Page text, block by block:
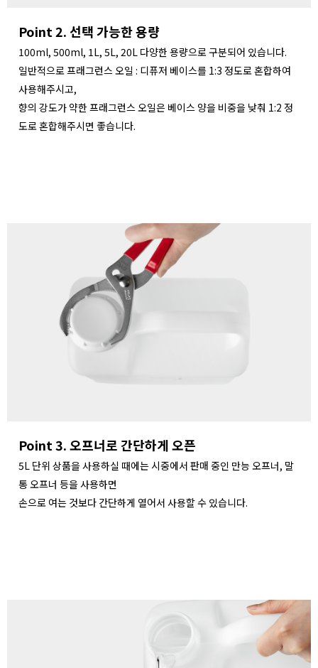
Point 2. 선택 가능한 용량
100ml, 500ml, 1L, 5L, 20L 다양한 용량으로 구분되어 있습니다.
일반적으로 프래그런스 오일 : 디퓨저 베이스를 1:3 정도로 혼합하여
사용해주시고,
향의 강도가 약한 프래그런스 오일은 베이스 양을 비중을 낮춰 1:2 정
도로 혼합해주시면 좋습니다.
Point 3. 오프너로 간단하게 오픈
5L 단위 상품을 사용하실 때에는 시중에서 판매 중인 만능 오프너, 말
통 오프너 등을 사용하면
손으로 여는 것보다 간단하게 열어서 사용할 수 있습니다.